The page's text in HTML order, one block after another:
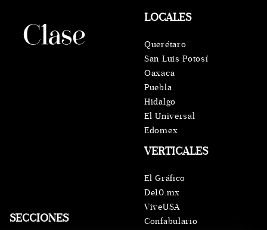
SECCIONES
VERTICALES
El Gráfico
De10.mx
ViveUSA
Confabulario
LOCALES
Querétaro
San Luis Potosí
Oaxaca
Puebla
Hidalgo
El Universal
Edomex